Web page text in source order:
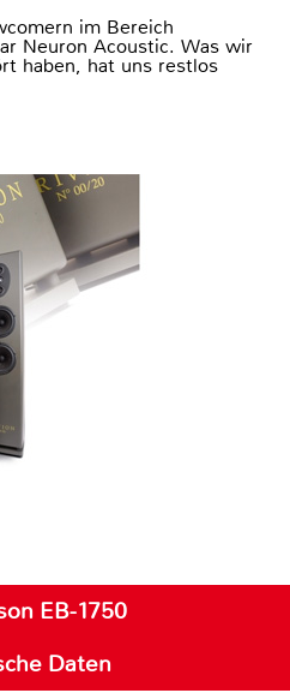
im Bereich
Neuron Acoustic. Was wir
haben, hat uns restlos
EB-1750
Daten